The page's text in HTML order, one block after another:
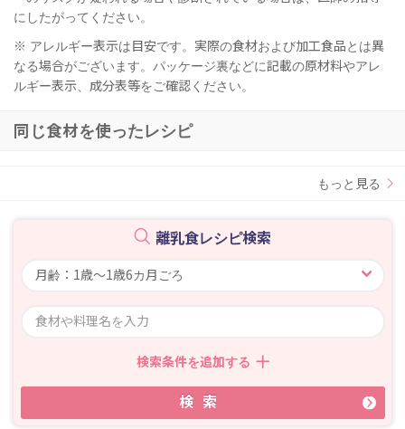
にしたがってください。
※ アレルギー表示は目安です。実際の食材および加工食品とは異
なる場合がございます。パッケージ裏などに記載の原材料やアレ
ルギー表示、成分表等をご確認ください。
同じ食材を使ったレシピ
もっと見る
離乳食レシピ検索
検索条件を追加する
検索